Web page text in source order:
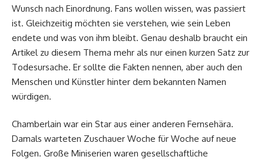
Wunsch nach Einordnung. Fans wollen wissen, was passiert
ist. Gleichzeitig möchten sie verstehen, wie sein Leben
endete und was von ihm bleibt. Genau deshalb braucht ein
Artikel zu diesem Thema mehr als nur einen kurzen Satz zur
Todesursache. Er sollte die Fakten nennen, aber auch den
Menschen und Künstler hinter dem bekannten Namen
würdigen.
Chamberlain war ein Star aus einer anderen Fernsehära.
Damals warteten Zuschauer Woche für Woche auf neue
Folgen. Große Miniserien waren gesellschaftliche